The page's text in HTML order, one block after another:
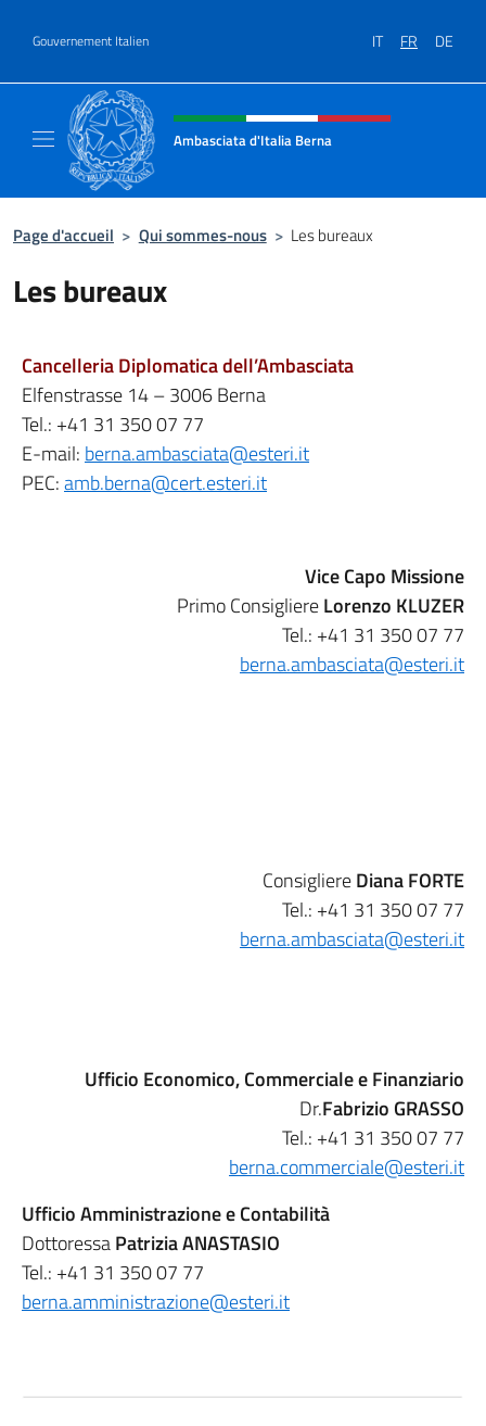
Gouvernement Italien IT FR DE
Site Web, social et en-tête de
Ambasciata d'Italia Berna
Page d'accueil > Qui sommes-nous > Les bureaux
Les bureaux
Cancelleria Diplomatica dell’Ambasciata
Elfenstrasse 14 – 3006 Berna
Tel.: +41 31 350 07 77
E-mail: berna.ambasciata@esteri.it
PEC:amb.berna@cert.esteri.it
Vice Capo Missione
Primo ConsigliereLorenzo KLUZER
Tel.: +41 31 350 07 77
berna.ambasciata@esteri.it
ConsigliereDiana FORTE
Tel.: +41 31 350 07 77
berna.ambasciata@esteri.it
Ufficio Economico, Commerciale e Finanziario
Dr.Fabrizio GRASSO
Tel.: +41 31 350 07 77
berna.commerciale@esteri.it
Ufficio Amministrazione e Contabilità
DottoressaPatrizia ANASTASIO
Tel.: +41 31 350 07 77
berna.amministrazione@esteri.it